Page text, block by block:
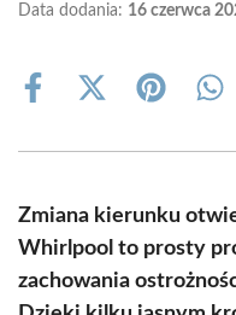
Data dodania: 16 czerwca
Share
Share
(Twitter)
Share
Zmiana kierunku
Whirlpool to prosty
zachowania